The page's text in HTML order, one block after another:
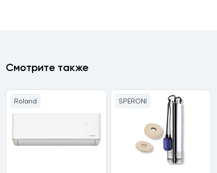
Смотрите также
Roland SPERONI